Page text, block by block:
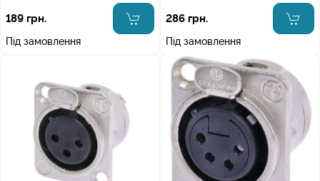
189 грн.
Під замовлення
286 грн.
Під замовлення